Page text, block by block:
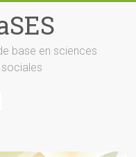
base en sciences